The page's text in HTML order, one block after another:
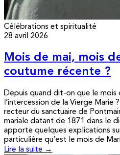
Célébrations et spiritualité
28 avril 2026
Mois de mai, mois
coutume récente ?
Depuis quand dit-on que le mois
l’intercession de la Vierge Marie
recteur du sanctuaire de
mariale datant de 1871 dans le
apporte quelques explications
particulière qu’est le mois de
Lire la suite →